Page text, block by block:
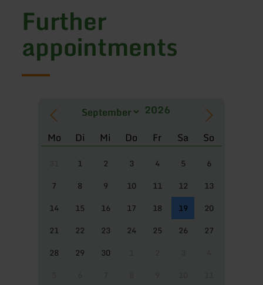
Further
appointments
Mo Di Mi Do Fr Sa So
1 2 3 4 5
6
7
8 9 10 11 12
13
14
15 16 17 18 19
20
21
22 23 24 25 26
27
28
29 30